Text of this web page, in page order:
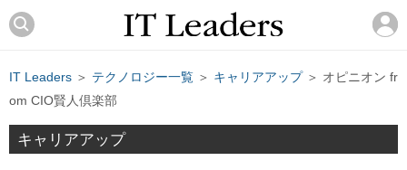
IT Leaders ＞ テクノロジー一覧 ＞ キャリアアップ＞ オピニオン fr
om CIO賢人倶楽部
キャリアアップ